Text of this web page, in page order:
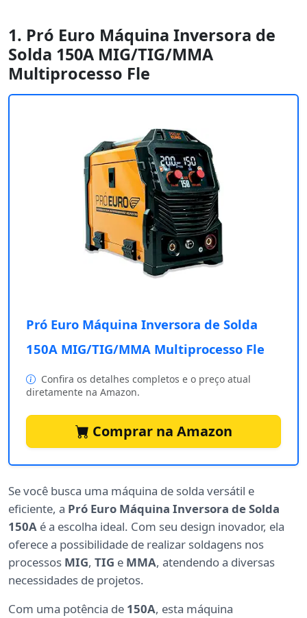
1. Pró Euro Máquina Inversora de
Solda 150A MIG/TIG/MMA
Multiprocesso Fle
Pró Euro Máquina Inversora de Solda
150A MIG/TIG/MMA Multiprocesso Fle
Confira os detalhes completos e o preço atual
diretamente na Amazon.
Comprar na Amazon
Se você busca uma máquina de solda versátil e
eficiente, a Pró Euro Máquina Inversora de Solda
150A é a escolha ideal. Com seu design inovador, ela
oferece a possibilidade de realizar soldagens nos
processos MIG, TIG e MMA, atendendo a diversas
necessidades de projetos.
Com uma potência de 150A, esta máquina